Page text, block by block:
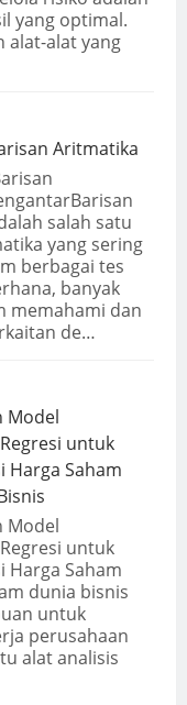
yang optimal.
alat-alat yang
Aritmatika
salah satu
yang sering
berbagai tes
banyak
memahami dan
de…
Model
untuk
Harga Saham
Model
untuk
Harga Saham
dunia bisnis
untuk
perusahaan
alat analisis